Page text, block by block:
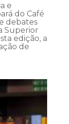
e
do Café
debates
Superior
edição, a
de